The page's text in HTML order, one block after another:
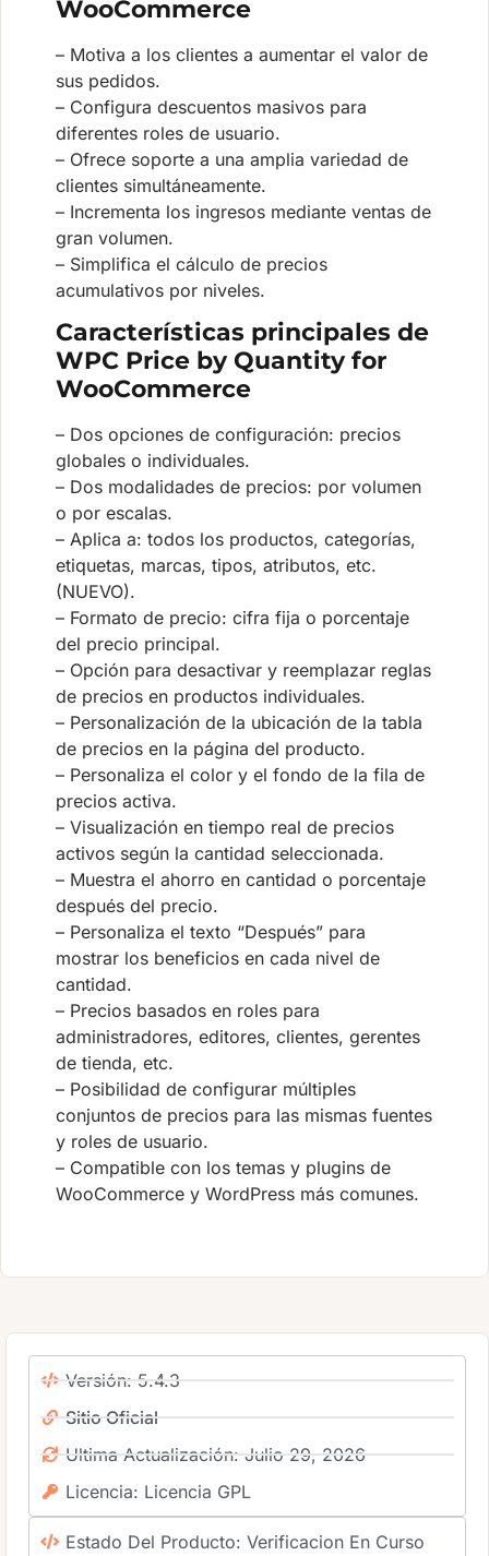
WooCommerce
– Motiva a los clientes a aumentar el valor de
sus pedidos.
– Configura descuentos masivos para
diferentes roles de usuario.
– Ofrece soporte a una amplia variedad de
clientes simultáneamente.
– Incrementa los ingresos mediante ventas de
gran volumen.
– Simplifica el cálculo de precios
acumulativos por niveles.
Características principales de
WPC Price by Quantity for
WooCommerce
– Dos opciones de configuración: precios
globales o individuales.
– Dos modalidades de precios: por volumen
o por escalas.
– Aplica a: todos los productos, categorías,
etiquetas, marcas, tipos, atributos, etc.
(NUEVO).
– Formato de precio: cifra fija o porcentaje
del precio principal.
– Opción para desactivar y reemplazar reglas
de precios en productos individuales.
– Personalización de la ubicación de la tabla
de precios en la página del producto.
– Personaliza el color y el fondo de la fila de
precios activa.
– Visualización en tiempo real de precios
activos según la cantidad seleccionada.
– Muestra el ahorro en cantidad o porcentaje
después del precio.
– Personaliza el texto “Después” para
mostrar los beneficios en cada nivel de
cantidad.
– Precios basados en roles para
administradores, editores, clientes, gerentes
de tienda, etc.
– Posibilidad de configurar múltiples
conjuntos de precios para las mismas fuentes
y roles de usuario.
– Compatible con los temas y plugins de
WooCommerce y WordPress más comunes.
Versión: 5.4.3
Sitio Oficial
Ultima Actualización: Julio 29, 2026
Licencia: Licencia GPL
Estado Del Producto: Verificacion En Curso